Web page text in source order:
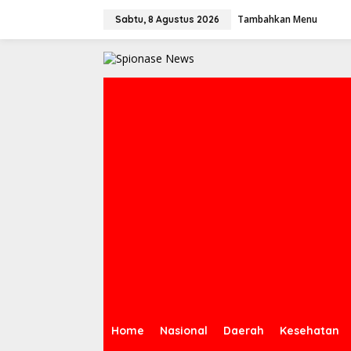
Sabtu, 8 Agustus 2026 Tambahkan Menu
Home Nasional Daerah Kesehatan